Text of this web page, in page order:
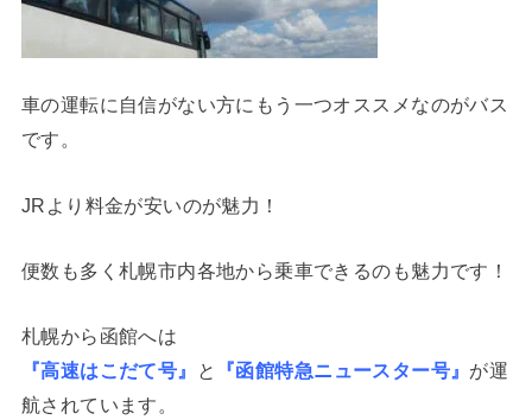
車の運転に自信がない方にもう一つオススメなのがバス
です。
JRより料金が安いのが魅力！
便数も多く札幌市内各地から乗車できるのも魅力です！
札幌から函館へは
『高速はこだて号』
と 『函館特急ニュースター号』 が運
航されています。